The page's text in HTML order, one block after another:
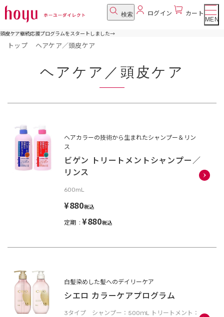
検索 ログイン
カート
MENU
頭皮ケア継続応援プログラムをスタートしました→
トップ ヘアケア／頭皮ケア
ヘアケア／頭皮ケア
ヘアカラーの技術から生まれたシャンプー＆リン
ス
ビゲン トリートメントシャンプー／
リンス
600mL
¥880税込
定期 ¥880税込
白髪染めした髪へのデイリーケア
シエロ カラーケアプログラム
3タイプ シャンプー：500ｍL トリートメント：